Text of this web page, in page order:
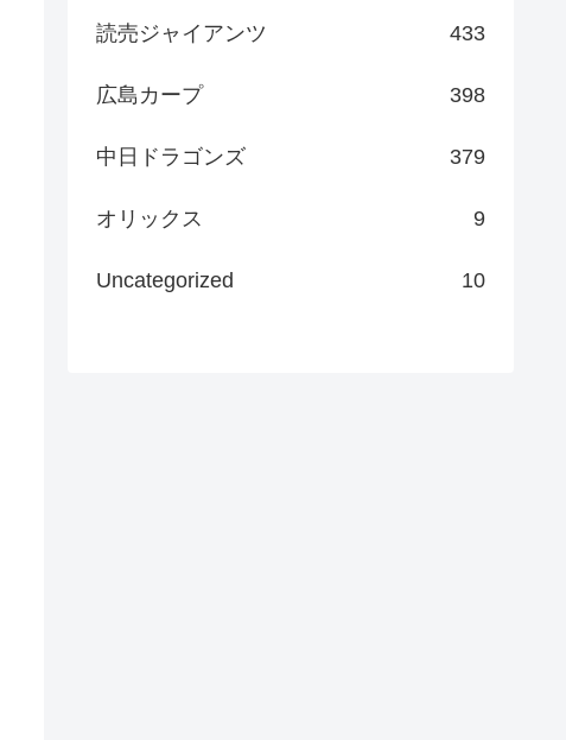
読売ジャイアンツ 433
広島カープ 398
中日ドラゴンズ 379
オリックス 9
Uncategorized 10